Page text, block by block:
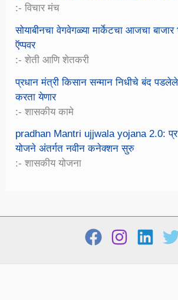
:- विचार मंच
सोयाबीनचा वेगवेगळ्या मार्केटचा आजचा बाजार
ऍप्पवर
:- शेती आणि शेतकरी
प्रधान मंत्री किसान सन्मान निधीचे बंद
करता येणार
:- शासकीय कामे
pradhan Mantri ujjwala yojana 2.0:
योजने अंतर्गत नवीन कनेक्शन सुरु
:- शासकीय योजना